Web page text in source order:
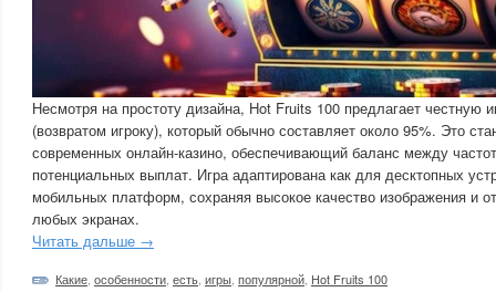
Несмотря на простоту дизайна, Hot Fruits 100 предлагает честную
(возвратом игроку), который обычно составляет около 95%. Это
современных онлайн-казино, обеспечивающий баланс между
потенциальных выплат. Игра адаптирована как для десктопных
мобильных платформ, сохраняя высокое качество изображения и
любых экранах.
Читать дальше →
Какие особенности есть игры популярной Hot Fruits 100